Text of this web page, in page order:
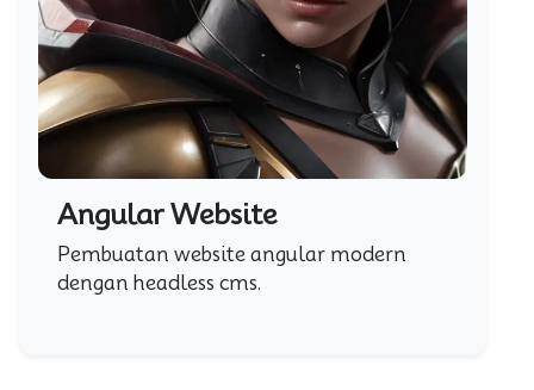
Angular Website
Pembuatan website angular modern
dengan headless cms.